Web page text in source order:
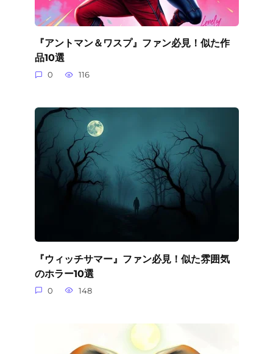
『アントマン＆ワスプ』ファン必見！似た作
品10選
0 116
『ウィッチサマー』ファン必見！似た雰囲気
のホラー10選
0 148